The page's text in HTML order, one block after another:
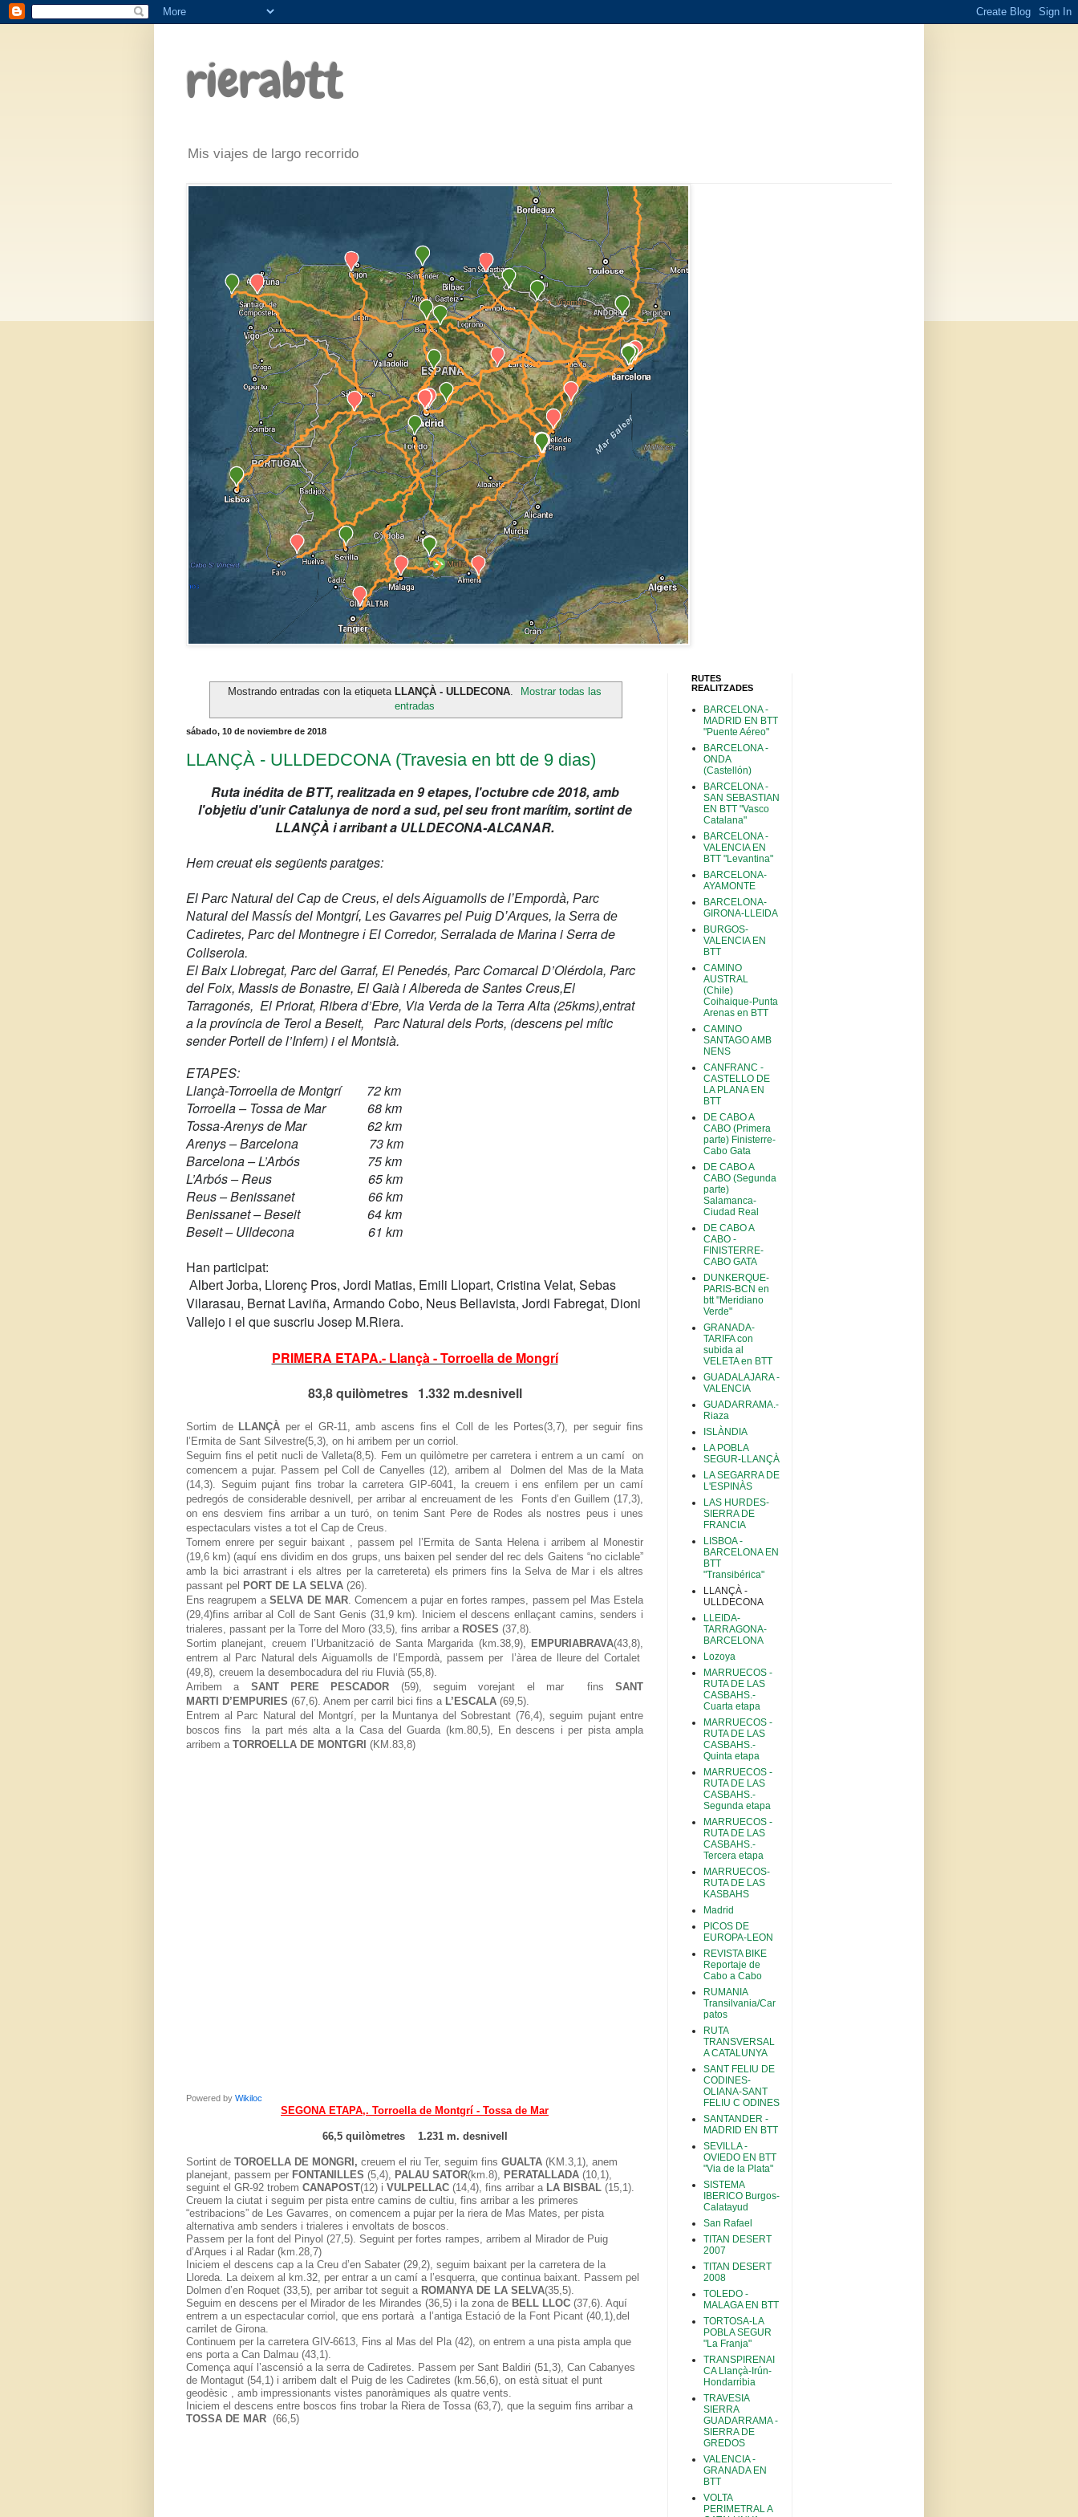
rierabtt
Mis viajes de largo recorrido
Mostrando entradas con la etiqueta LLANÇÀ - ULLDECONA.
Mostrar todas las
entradas
sábado, 10 de noviembre de 2018
LLANÇÀ - ULLDEDCONA (Travesia en btt de 9 dias)
Ruta inédita de BTT, realitzada en 9 etapes, l'octubre cde 2018, amb
l'objetiu d'unir Catalunya de nord a sud, pel seu front marítim, sortint de
LLANÇÀ i arribant a ULLDECONA-ALCANAR.
Hem creuat els següents paratges:
El Parc Natural del Cap de Creus, el dels Aiguamolls de l’Empordà, Parc
Natural del Massís del Montgrí, Les Gavarres pel Puig D’Arques, la Serra de
Cadiretes, Parc del Montnegre i El Corredor, Serralada de Marina i Serra de
Collserola.
El Baix Llobregat, Parc del Garraf, El Penedés, Parc Comarcal D’Olérdola, Parc
del Foix, Massis de Bonastre, El Gaià i Albereda de Santes Creus,El
Tarragonés, El Priorat, Ribera d’Ebre, Via Verda de la Terra Alta (25kms),entrat
a la província de Terol a Beseit, Parc Natural dels Ports, (descens pel mític
sender Portell de l’Infern) i el Montsià.
ETAPES:
Llançà-Torroella de Montgrí 72 km
Torroella – Tossa de Mar 68 km
Tossa-Arenys de Mar 62 km
Arenys – Barcelona 73 km
Barcelona – L’Arbós 75 km
L’Arbós – Reus 65 km
Reus – Benissanet 66 km
Benissanet – Beseit 64 km
Beseit – Ulldecona 61 km
Han participat:
Albert Jorba, Llorenç Pros, Jordi Matias, Emili Llopart, Cristina Velat, Sebas
Vilarasau, Bernat Laviña, Armando Cobo, Neus Bellavista, Jordi Fabregat, Dioni
Vallejo i el que suscriu Josep M.Riera.
PRIMERA ETAPA.- Llançà - Torroella de Mongrí
83,8 quilòmetres 1.332 m.desnivell
Sortim de LLANÇÀ per el GR-11, amb ascens fins el Coll de les Portes(3,7), per seguir fins
l’Ermita de Sant Silvestre(5,3), on hi arribem per un corriol.
Seguim fins el petit nucli de Valleta(8,5). Fem un quilòmetre per carretera i entrem a un camí
on
comencem a pujar. Passem pel Coll de Canyelles (12), arribem al
Dolmen del Mas de la Mata
(14,3). Seguim pujant fins trobar la carretera GIP-6041, la creuem i ens enfilem per un camí
pedregós de considerable desnivell, per arribar al encreuament de les
Fonts d’en Guillem (17,3),
on ens desviem fins arribar a un turó, on tenim Sant Pere de Rodes als nostres peus i unes
espectaculars vistes a tot el Cap de Creus.
Tornem enrere per seguir baixant , passem pel l’Ermita de Santa Helena i arribem al Monestir
(19,6 km) (aquí ens dividim en dos grups, uns baixen pel sender del rec dels Gaitens “no ciclable”
amb la bici arrastrant i els altres per la carretereta) els primers fins la Selva de Mar i els altres
passant pel PORT DE LA SELVA (26).
Ens reagrupem aSELVA DE MAR . Comencem a pujar en fortes rampes, passem pel Mas Estela
(29,4)fins arribar al Coll de Sant Genis (31,9 km). Iniciem el descens enllaçant camins, senders i
trialeres, passant per la Torre del Moro (33,5), fins arribar a ROSES (37,8).
Sortim planejant, creuem l’Urbanització de Santa Margarida (km.38,9),
EMPURIABRAVA(43,8),
entrem al Parc Natural dels Aiguamolls de l’Empordà, passem per
l’àrea de lleure del Cortalet
(49,8), creuem la desembocadura del riu Fluvià (55,8).
Arribem a SANT PERE PESCADOR (59), seguim vorejant el mar finsSANT
MARTI
D’E MPURIES (67,6). Anem per carril bici fins a L’ESCALA (69,5).
Entrem al Parc Natural del Montgrí, per la Muntanya del Sobrestant (76,4), seguim pujant entre
boscos fins
la part més alta a la Casa del Guarda (km.80,5), En descens i per pista ampla
arribem a TORROELLA DE MONTGRI (KM.83,8)
Powered by Wikiloc
SEGONA ETAPA,. Torroella de Montgrí - Tossa de Mar
66,5 quilòmetres 1.231 m. desnivell
Sortint de TOROELLA DE MONGRI , creuem el riu Ter, seguim fins GUALTA (KM.3,1), anem
planejant, passem per FONTANILLES (5,4), PALAU SATOR(km.8), PERATALLADA (10,1),
seguint el GR-92 trobem CANAPOST(12) i VULPELLAC (14,4), fins arribar a LA BISBAL (15,1).
Creuem la ciutat i seguim per pista entre camins de cultiu, fins arribar a les primeres
“estribacions” de Les Gavarres, on comencem a pujar per la riera de Mas Mates, per pista
alternativa amb senders i trialeres i envoltats de boscos.
Passem per la font del Pinyol (27,5). Seguint per fortes rampes, arribem al Mirador de Puig
d’Arques i al Radar (km.28,7)
Iniciem el descens cap a la Creu d’en Sabater (29,2), seguim baixant per la carretera de la
Lloreda. La deixem al km.32, per entrar a un camí a l’esquerra, que continua baixant. Passem pel
Dolmen d’en Roquet (33,5), per arribar tot seguit a ROMANYA DE LA SELVA(35,5).
Seguim en descens per el Mirador de les Mirandes (36,5) i la zona de BELL LLOC (37,6). Aquí
entrem a un espectacular corriol, que ens portarà a l’antiga Estació de la Font Picant (40,1),del
carrilet de Girona.
Continuem per la carretera GIV-6613, Fins al Mas del Pla (42), on entrem a una pista ampla que
ens porta a Can Dalmau (43,1).
Comença aquí l’ascensió a la serra de Cadiretes. Passem per Sant Baldiri (51,3), Can Cabanyes
de Montagut (54,1) i arribem dalt el Puig de les Cadiretes (km.56,6), on està situat el punt
geodèsic , amb impressionants vistes panoràmiques als quatre vents.
Iniciem el descens entre boscos fins trobar la Riera de Tossa (63,7), que la seguim fins arribar a
TOSSA DE MAR (66,5)
RUTES
REALITZADES
BARCELONA -
MADRID EN BTT
"Puente Aéreo"
BARCELONA -
ONDA
(Castellón)
BARCELONA -
SAN SEBASTIAN
EN BTT "Vasco
Catalana"
BARCELONA -
VALENCIA EN
BTT "Levantina"
BARCELONA-
AYAMONTE
BARCELONA-
GIRONA-LLEIDA
BURGOS-
VALENCIA EN
BTT
CAMINO
AUSTRAL
(Chile)
Coihaique-Punta
Arenas en BTT
CAMINO
SANTAGO AMB
NENS
CANFRANC -
CASTELLO DE
LA PLANA EN
BTT
DE CABO A
CABO (Primera
parte) Finisterre-
Cabo Gata
DE CABO A
CABO (Segunda
parte)
Salamanca-
Ciudad Real
DE CABO A
CABO -
FINISTERRE-
CABO GATA
DUNKERQUE-
PARIS-BCN en
btt "Meridiano
Verde"
GRANADA-
TARIFA con
subida al
VELETA en BTT
GUADALAJARA -
VALENCIA
GUADARRAMA.-
Riaza
ISLÀNDIA
LA POBLA
SEGUR-LLANÇÀ
LA SEGARRA DE
L'ESPINÀS
LAS HURDES-
SIERRA DE
FRANCIA
LISBOA -
BARCELONA EN
BTT
"Transibérica"
LLANÇÀ -
ULLDECONA
LLEIDA-
TARRAGONA-
BARCELONA
Lozoya
MARRUECOS -
RUTA DE LAS
CASBAHS.-
Cuarta etapa
MARRUECOS -
RUTA DE LAS
CASBAHS.-
Quinta etapa
MARRUECOS -
RUTA DE LAS
CASBAHS.-
Segunda etapa
MARRUECOS -
RUTA DE LAS
CASBAHS.-
Tercera etapa
MARRUECOS-
RUTA DE LAS
KASBAHS
Madrid
PICOS DE
EUROPA-LEON
REVISTA BIKE
Reportaje de
Cabo a Cabo
RUMANIA
Transilvania/Car
patos
RUTA
TRANSVERSAL
A CATALUNYA
SANT FELIU DE
CODINES-
OLIANA-SANT
FELIU C ODINES
SANTANDER -
MADRID EN BTT
SEVILLA -
OVIEDO EN BTT
"Via de la Plata"
SISTEMA
IBERICO Burgos-
Calatayud
San Rafael
TITAN DESERT
2007
TITAN DESERT
2008
TOLEDO -
MALAGA EN BTT
TORTOSA-LA
POBLA SEGUR
"La Franja"
TRANSPIRENAI
CA Llançà-Irún-
Hondarribia
TRAVESIA
SIERRA
GUADARRAMA -
SIERRA DE
GREDOS
VALENCIA -
GRANADA EN
BTT
VOLTA
PERIMETRAL A